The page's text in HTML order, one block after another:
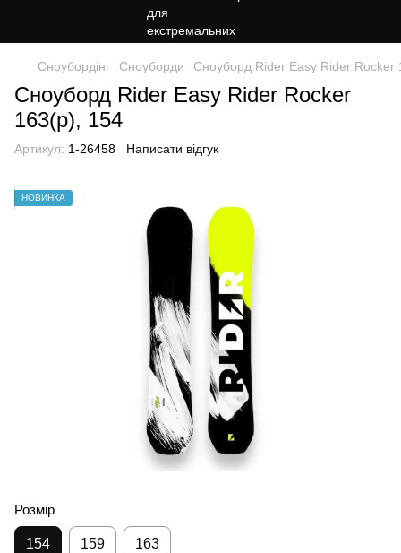
Сноубордiнг Сноуборди Сноуборд Rider Easy Rider Rocker
Сноуборд Rider Easy Rider Rocker
163(р), 154
Артикул: 1-26458 Написати відгук
НОВИНКА
Розмір
154 159 163